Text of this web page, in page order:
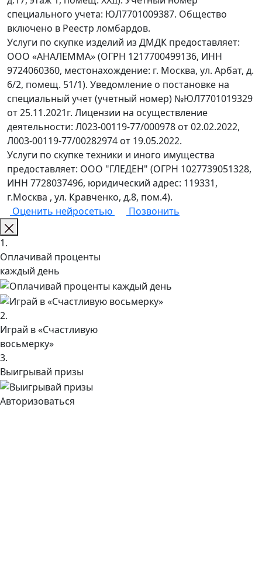
специального учета: ЮЛ7701009387. Общество
включено в Реестр ломбардов.
Услуги по скупке изделий из ДМДК предоставляет:
ООО «АНАЛЕММА» (ОГРН 1217700499136, ИНН
9724060360, местонахождение: г. Москва, ул. Арбат, д.
6/2, помещ. 51/1). Уведомление о постановке на
специальный учет (учетный номер) №ЮЛ7701019329
от 25.11.2021г. Лицензии на осуществление
деятельности: Л023-00119-77/000978 от 02.02.2022,
Л003-00119-77/00282974 от 19.05.2022.
Услуги по скупке техники и иного имущества
предоставляет: ООО "ГЛЕДЕН" (ОГРН 1027739051328,
ИНН 7728037496, юридический адрес: 119331,
г.Москва , ул. Кравченко, д.8, пом.4).
Оценить нейросетью
Позвонить
1.
Оплачивай проценты
каждый день
2.
Играй в «Счастливую
восьмерку»
3.
Выигрывай призы
Авторизоваться